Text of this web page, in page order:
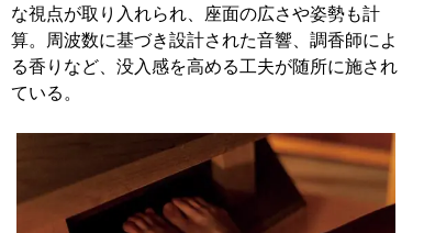
な視点が取り入れられ、座面の広さや姿勢も計
算。周波数に基づき設計された音響、調香師によ
る香りなど、没入感を高める工夫が随所に施され
ている。